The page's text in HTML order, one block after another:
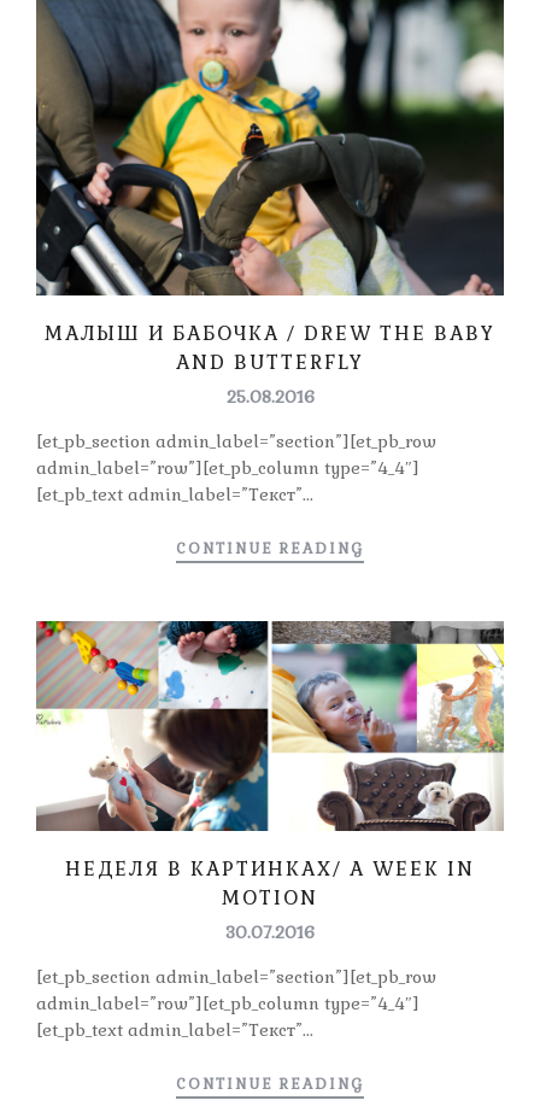
МАЛЫШ И БАБОЧКА / DREW THE BABY
AND BUTTERFLY
25.08.2016
[et_pb_section admin_label=”section”][et_pb_row
admin_label=”row”][et_pb_column type=”4_4″]
[et_pb_text admin_label=”Текст”...
CONTINUE READING
НЕДЕЛЯ В КАРТИНКАХ/ A WEEK IN
MOTION
30.07.2016
[et_pb_section admin_label=”section”][et_pb_row
admin_label=”row”][et_pb_column type=”4_4″]
[et_pb_text admin_label=”Текст”...
CONTINUE READING